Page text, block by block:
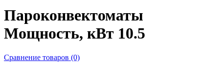
Пароконвектоматы
Мощность, кВт 10.5
Сравнение товаров (0)